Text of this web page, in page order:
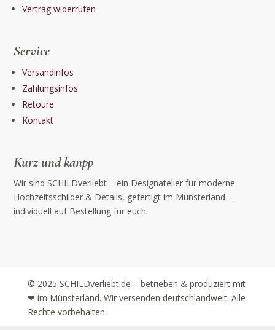
Vertrag widerrufen
Service
Versandinfos
Zahlungsinfos
Retoure
Kontakt
Kurz und kanpp
Wir sind SCHILDverliebt – ein Designatelier für moderne
Hochzeitsschilder & Details, gefertigt im Münsterland –
individuell auf Bestellung für euch.
© 2025 SCHILDverliebt.de – betrieben & produziert mit
❤ im Münsterland. Wir versenden deutschlandweit. Alle
Rechte vorbehalten.